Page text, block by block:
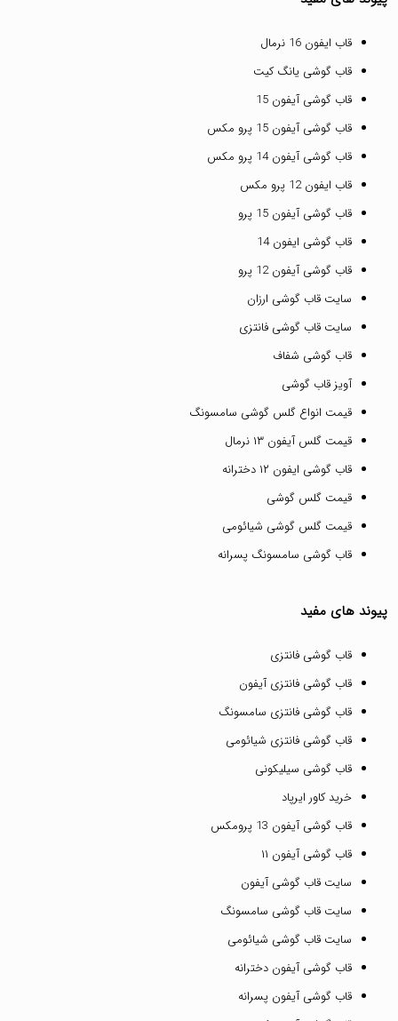
قاب ایفون 16 نرمال
قاب گوشی یانگ کیت
قاب گوشی آیفون 15
قاب گوشی آیفون 15 پرو مکس
قاب گوشی آیفون 14 پرو مکس
قاب ایفون 12 پرو مکس
قاب گوشی آیفون 15 پرو
قاب گوشی ایفون 14
قاب گوشی آیفون 12 پرو
سایت قاب گوشی ارزان
سایت قاب گوشی فانتزی
قاب گوشی شفاف
آویز قاب گوشی
قیمت انواع گلس گوشی سامسونگ
قیمت گلس آیفون ۱۳ نرمال
قاب گوشی ایفون ۱۲ دخترانه
قیمت گلس گوشی
قیمت گلس گوشی شیائومی
قاب گوشی سامسونگ پسرانه
پیوند های مفید
قاب گوشی فانتزی
قاب گوشی فانتزی آیفون
قاب گوشی فانتزی سامسونگ
قاب گوشی فانتزی شیائومی
قاب گوشی سیلیکونی
خرید کاور ایرپاد
قاب گوشی آیفون 13 پرومکس
قاب گوشی آیفون ۱۱
سایت قاب گوشی آیفون
سایت قاب گوشی سامسونگ
سایت قاب گوشی شیائومی
قاب گوشی آیفون دخترانه
قاب گوشی آیفون پسرانه